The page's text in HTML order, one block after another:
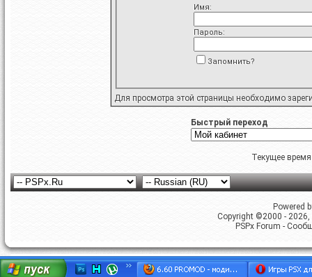
Имя:
Пароль:
Запомнить?
Для просмотра этой страницы необходимо
Быстрый переход
Текущее
Powered
Copyright ©2000 -
PSPx Forum -